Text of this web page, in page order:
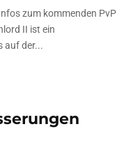
zum kommenden PvP
II ist ein
auf der...